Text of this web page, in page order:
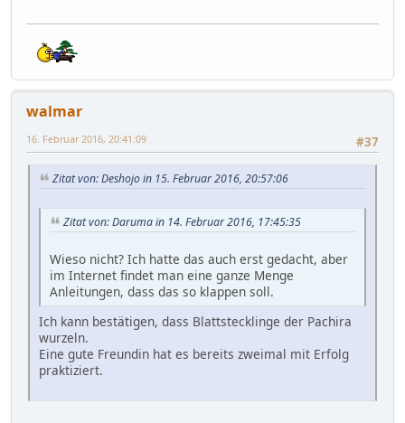
walmar
#37
16. Februar 2016, 20:41:09
Zitat von: Deshojo in 15. Februar 2016, 20:57:06
Zitat von: Daruma in 14. Februar 2016, 17:45:35
Wieso nicht? Ich hatte das auch erst gedacht, aber
im Internet findet man eine ganze Menge
Anleitungen, dass das so klappen soll.
Ich kann bestätigen, dass Blattstecklinge der Pachira
wurzeln.
Eine gute Freundin hat es bereits zweimal mit Erfolg
praktiziert.